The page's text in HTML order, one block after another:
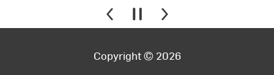
Copyright © 2026